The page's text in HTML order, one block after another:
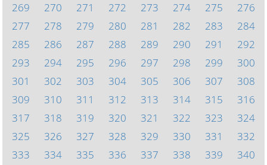
269
270 271 272 273 274 275
276
277
278 279 280 281 282 283
284
285
286 287 288 289 290 291
292
293
294 295 296 297 298 299
300
301
302 303 304 305 306 307
308
309
310 311 312 313 314 315
316
317
318 319 320 321 322 323
324
325
326 327 328 329 330 331
332
333
334 335 336 337 338 339 340